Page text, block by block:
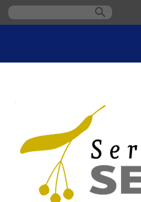
SERBSKI SEJM
PROTOKOLLE /
SPENDEN